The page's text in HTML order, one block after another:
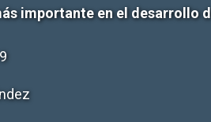
importante en el desarrollo